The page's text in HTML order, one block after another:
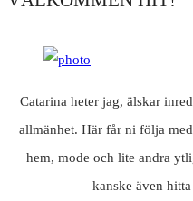
Catarina heter jag, älskar
allmänhet. Här får ni följa
hem, mode och lite andra
kanske även